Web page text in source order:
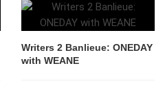
Writers 2 Banlieue: ONEDAY
with WEANE